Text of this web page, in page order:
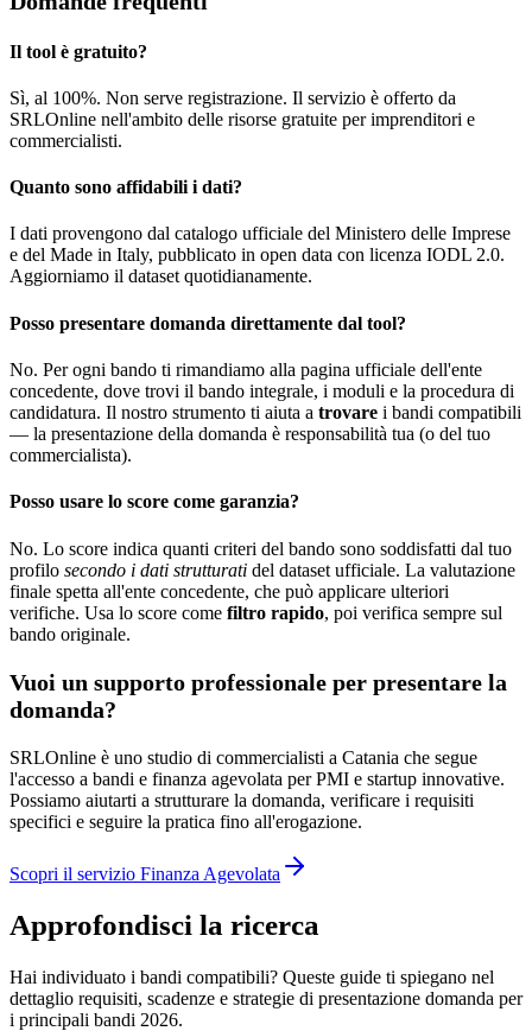
Il tool è gratuito?
Sì, al 100%. Non serve registrazione. Il servizio è offerto da
SRLOnline nell'ambito delle risorse gratuite per imprenditori e
commercialisti.
Quanto sono affidabili i dati?
I dati provengono dal catalogo ufficiale del Ministero delle Imprese
e del Made in Italy, pubblicato in open data con licenza IODL 2.0.
Aggiorniamo il dataset quotidianamente.
Posso presentare domanda direttamente dal tool?
No. Per ogni bando ti rimandiamo alla pagina ufficiale dell'ente
concedente, dove trovi il bando integrale, i moduli e la procedura di
candidatura. Il nostro strumento ti aiuta a trovare i bandi compatibili
— la presentazione della domanda è responsabilità tua (o del tuo
commercialista).
Posso usare lo score come garanzia?
No. Lo score indica quanti criteri del bando sono soddisfatti dal tuo
profilo secondo i dati strutturati del dataset ufficiale. La valutazione
finale spetta all'ente concedente, che può applicare ulteriori
verifiche. Usa lo score come filtro rapido, poi verifica sempre sul
bando originale.
Vuoi un supporto professionale per presentare la
domanda?
SRLOnline è uno studio di commercialisti a Catania che segue
l'accesso a bandi e finanza agevolata per PMI e startup innovative.
Possiamo aiutarti a strutturare la domanda, verificare i requisiti
specifici e seguire la pratica fino all'erogazione.
Scopri il servizio Finanza Agevolata
Approfondisci la ricerca
Hai individuato i bandi compatibili? Queste guide ti spiegano nel
dettaglio requisiti, scadenze e strategie di presentazione domanda per
i principali bandi 2026.